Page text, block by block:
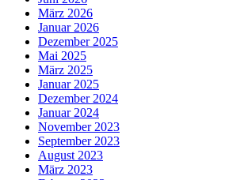
März 2026
Januar 2026
Dezember 2025
Mai 2025
März 2025
Januar 2025
Dezember 2024
Januar 2024
November 2023
September 2023
August 2023
März 2023